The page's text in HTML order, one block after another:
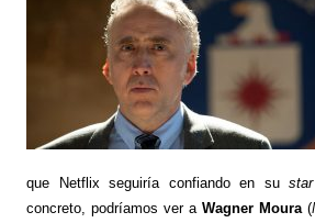
que Netflix seguiría confiando en su
concreto, podríamos ver a Wagner Moura (